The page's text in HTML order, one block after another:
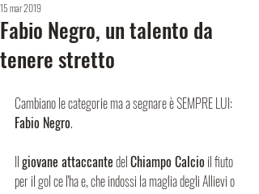
Fabio Negro, un talento da
tenere stretto
15 mar 2019
Cambiano le categorie ma a segnare è SEMPRE LUI:
Fabio Negro.
Il giovane attaccante del Chiampo Calcio il fiuto
per il gol ce l'ha e, che indossi la maglia degli Allievi o